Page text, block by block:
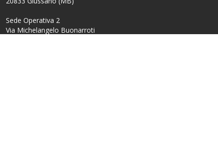
Sede Operativa 2
Via Michelangelo Buonarroti